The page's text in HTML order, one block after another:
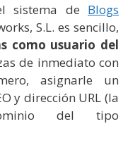
sistema de Blogs
S.L. es sencillo,
como usuario del
de inmediato con
asignarle un
y dirección URL (la
del tipo